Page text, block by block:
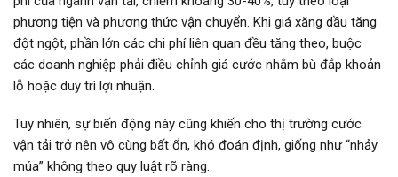
phương tiện và phương thức vận chuyển. Khi giá xăng dầu tăng
đột ngột, phần lớn các chi phí liên quan đều tăng theo, buộc
các doanh nghiệp phải điều chỉnh giá cước nhằm bù đắp khoản
lỗ hoặc duy trì lợi nhuận.
Tuy nhiên, sự biến động này cũng khiến cho thị trường cước
vận tải trở nên vô cùng bất ổn, khó đoán định, giống như “nhảy
múa” không theo quy luật rõ ràng.